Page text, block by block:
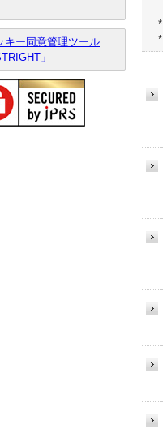
*
*
キー同意管理ツール
」